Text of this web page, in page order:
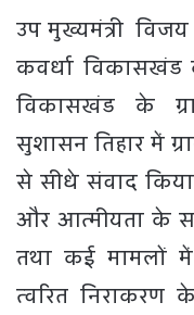
उप मुख्यमंत्री
कवर्धा विकासखंड
विकासखंड के
सुशासन तिहार में
से सीधे संवाद
और आत्मीयता के
तथा कई मामलों
त्वरित निराकरण